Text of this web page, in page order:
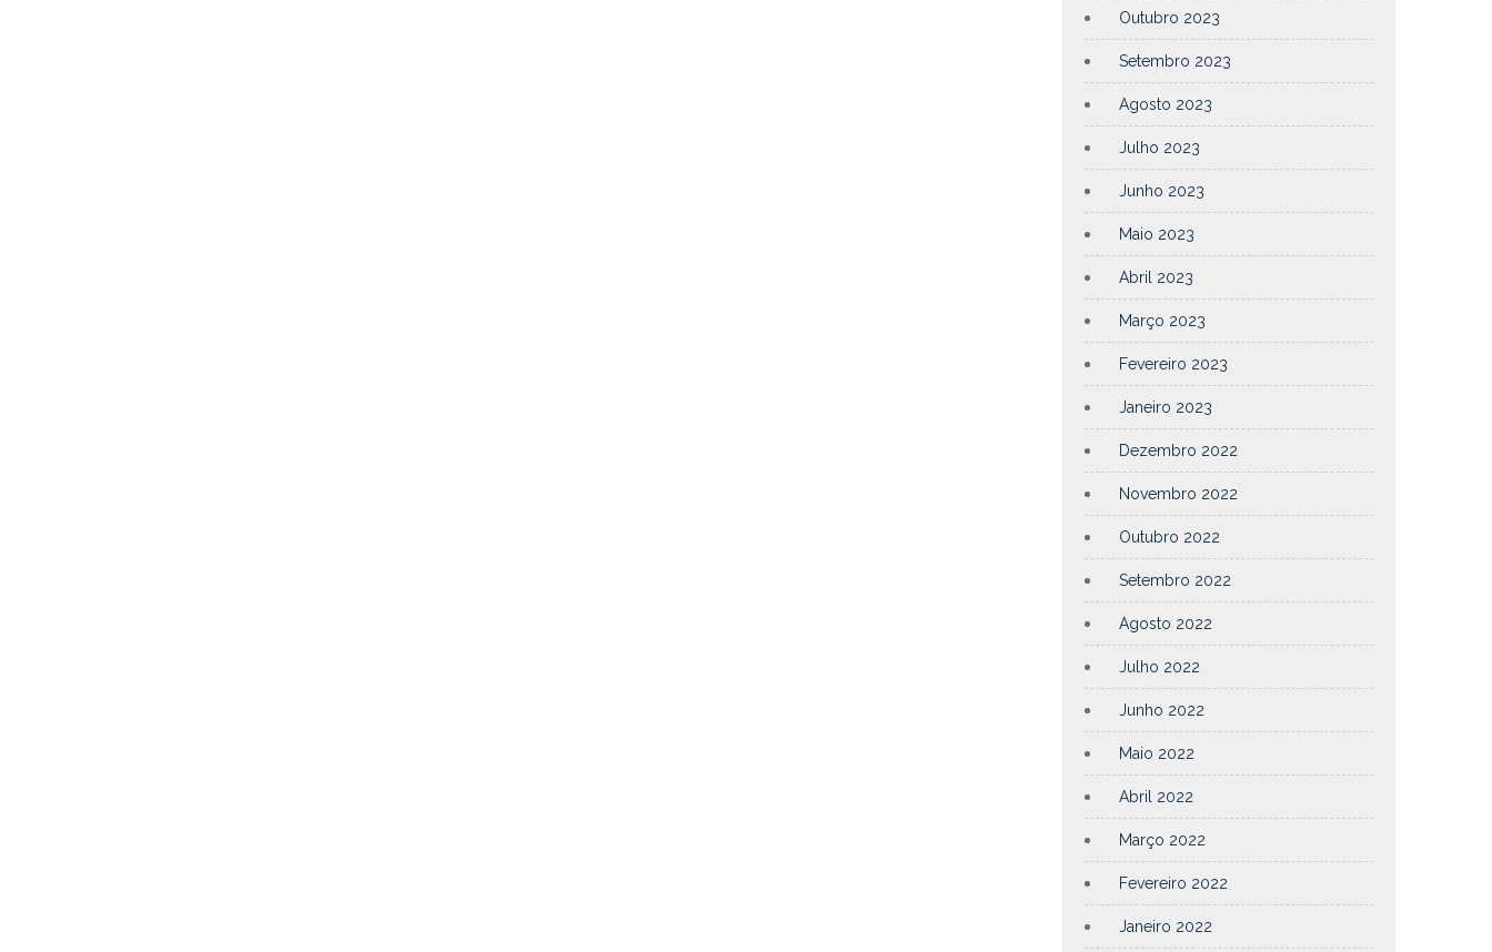
Outubro 2023
Setembro 2023
Agosto 2023
Julho 2023
Junho 2023
Maio 2023
Abril 2023
Março 2023
Fevereiro 2023
Janeiro 2023
Dezembro 2022
Novembro 2022
Outubro 2022
Setembro 2022
Agosto 2022
Julho 2022
Junho 2022
Maio 2022
Abril 2022
Março 2022
Fevereiro 2022
Janeiro 2022